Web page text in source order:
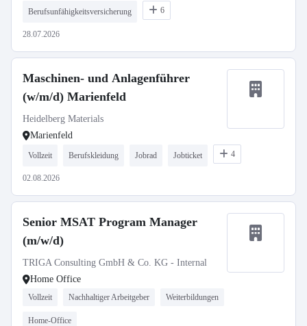
Berufsunfähigkeitsversicherung 6
28.07.2026
Maschinen- und Anlagenführer
(w/m/d) Marienfeld
Heidelberg Materials
Marienfeld
Vollzeit Berufskleidung Jobrad Jobticket 4
02.08.2026
Senior MSAT Program Manager
(m/w/d)
TRIGA Consulting GmbH & Co. KG - Internal
Home Office
Vollzeit Nachhaltiger Arbeitgeber Weiterbildungen
Home-Office